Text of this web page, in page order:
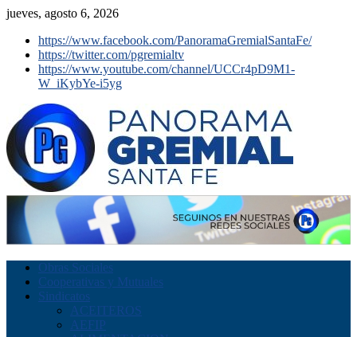
jueves, agosto 6, 2026
https://www.facebook.com/PanoramaGremialSantaFe/
https://twitter.com/pgremialtv
https://www.youtube.com/channel/UCCr4pD9M1-
W_iKybYe-i5yg
Obras Sociales
Cooperativas y Mutuales
Sindicatos
ACEITEROS
AEFIP